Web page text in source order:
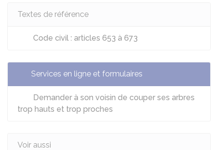
Textes de référence
Code civil : articles 653 à 673
Services en ligne et formulaires
Demander à son voisin de couper ses arbres
trop hauts et trop proches
Voir aussi